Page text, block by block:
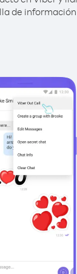
de información